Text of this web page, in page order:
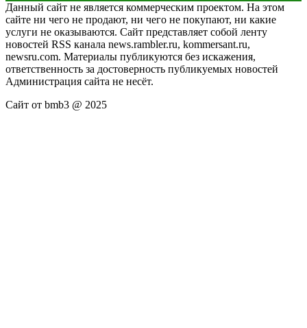
Данный сайт не является коммерческим проектом. На этом
сайте ни чего не продают, ни чего не покупают, ни какие
услуги не оказываются. Сайт представляет собой ленту
новостей RSS канала news.rambler.ru, kommersant.ru,
newsru.com. Материалы публикуются без искажения,
ответственность за достоверность публикуемых новостей
Администрация сайта не несёт.
Сайт от bmb3 @ 2025